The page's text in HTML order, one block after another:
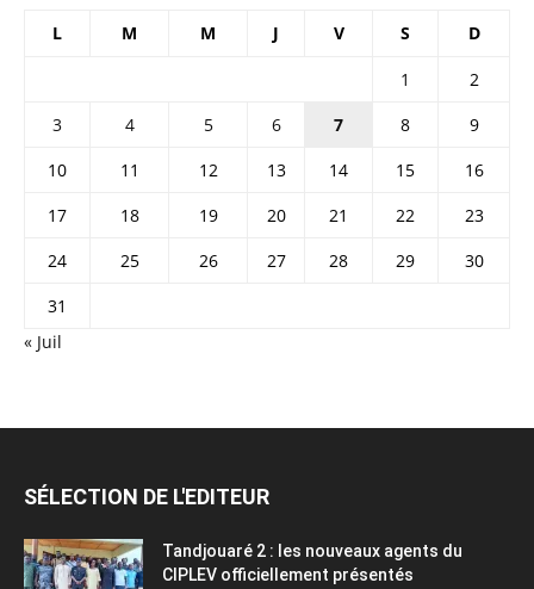
L M M J V S D
1
2
3
4 5 6 7 8
9
10
11 12 13 14 15
16
17
18 19 20 21 22
23
24
25 26 27 28 29
30
31
« Juil
SÉLECTION DE L'EDITEUR
Tandjouaré 2 : les nouveaux agents du
CIPLEV officiellement présentés